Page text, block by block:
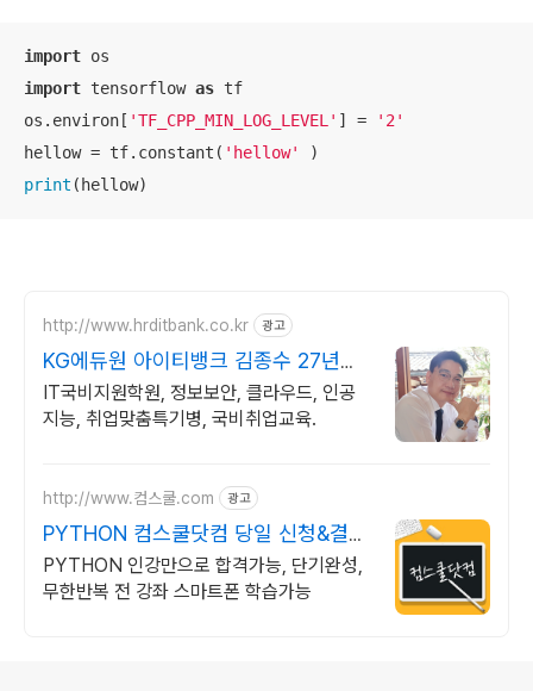
import
import tensorflow as tf
os.environ[ 'TF_CPP_MIN_LOG_LEVEL' ] =
'2'
hellow = tf.constant( 'hellow'
print (hellow)
http://www.hrditbank.co.kr 광고
KG에듀원 아이티뱅크 김종수 27년경
력전문가 IT취업상담
IT국비지원학원, 정보보안, 클라우드, 인공
지능, 취업맞춤특기병, 국비취업교육.
http://www.컴스쿨.com 광고
PYTHON 컴스쿨닷컴 당일 신청&결제
시 기프티콘!
PYTHON 인강만으로 합격가능, 단기완성,
무한반복 전 강좌 스마트폰 학습가능